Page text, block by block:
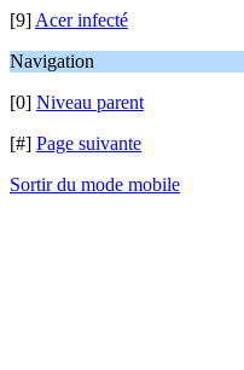
[9] Acer infecté
Navigation
[0] Niveau parent
[#] Page suivante
Sortir du mode mobile